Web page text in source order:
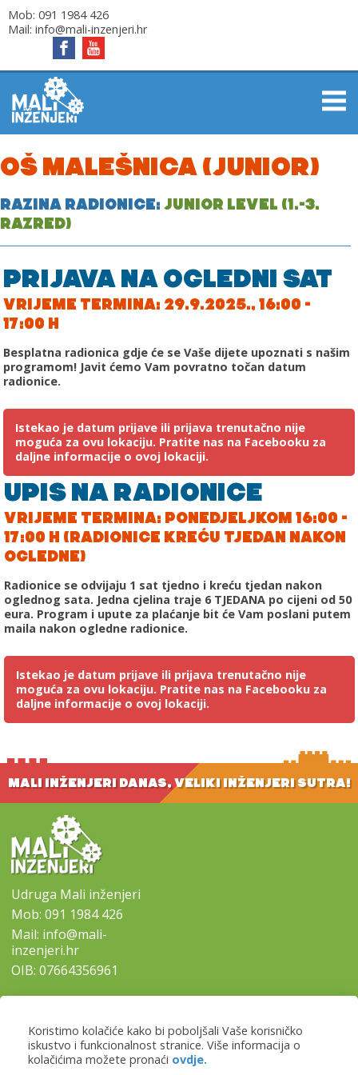
Mob: 091 1984 426
Mail: info@mali-inzenjeri.hr
OŠ MALEŠNICA (JUNIOR)
RAZINA RADIONICE: JUNIOR LEVEL (1.-3.
RAZRED)
PRIJAVA NA OGLEDNI SAT
VRIJEME TERMINA: 29.9.2025., 16:00 -
17:00 H
Besplatna radionica gdje će se Vaše dijete upoznati s našim
programom! Javit ćemo Vam povratno točan datum
radionice.
Istekao je datum prijave ili prijava trenutačno nije
moguća za ovu lokaciju. Pratite nas na Facebooku za
daljne informacije o ovoj lokaciji.
UPIS NA RADIONICE
VRIJEME TERMINA: PONEDJELJKOM 16:00 -
17:00 H (RADIONICE KREĆU TJEDAN NAKON
OGLEDNE)
Radionice se odvijaju 1 sat tjedno i kreću tjedan nakon
oglednog sata. Jedna cjelina traje 6 TJEDANA po cijeni od 50
eura. Program i upute za plaćanje bit će Vam poslani putem
maila nakon ogledne radionice.
Istekao je datum prijave ili prijava trenutačno nije
moguća za ovu lokaciju. Pratite nas na Facebooku za
daljne informacije o ovoj lokaciji.
Koristimo kolačiće kako bi poboljšali Vaše korisničko
iskustvo i funkcionalnost stranice. Više informacija o
kolačićima možete pronaći ovdje.
MALI INŽENJERI DANAS, VELIKI INŽENJERI SUTRA!
Udruga Mali inženjeri
Mob:091 1984 426
Mail: info@mali-
inzenjeri.hr
OIB: 07664356961
Naslovna
Naši programi